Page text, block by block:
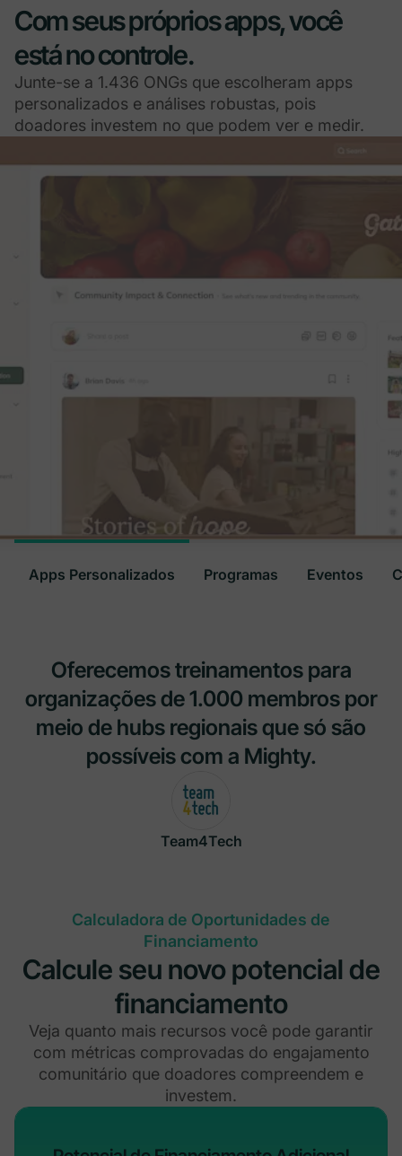
Com seus próprios apps, você
está no controle.
Junte-se a 1.436 ONGs que escolheram apps
personalizados e análises robustas, pois
doadores investem no que podem ver e medir.
Apps Personalizados Programas Eventos
Oferecemos treinamentos para
organizações de 1.000 membros por
meio de hubs regionais que só são
possíveis com a Mighty.
Team4Tech
Calculadora de Oportunidades de
Financiamento
Calcule seu novo potencial de
financiamento
Veja quanto mais recursos você pode garantir
com métricas comprovadas do engajamento
comunitário que doadores compreendem e
investem.